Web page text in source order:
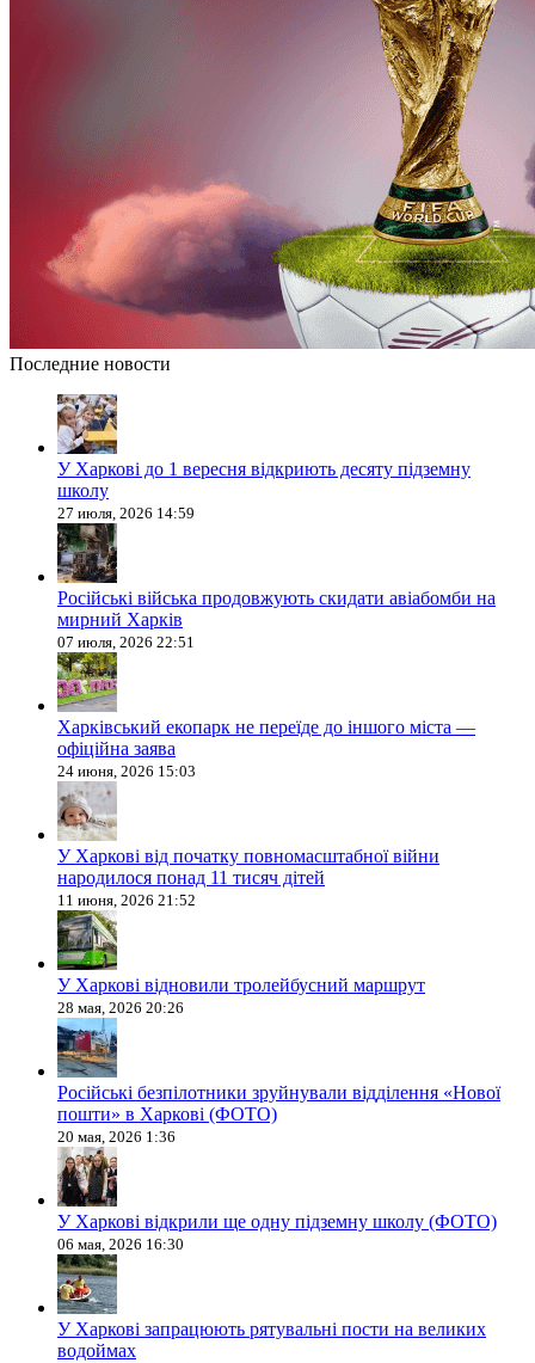
Последние новости
У Харкові до 1 вересня відкриють десяту підземну
школу
27 июля, 2026 14:59
Російські війська продовжують скидати авіабомби на
мирний Харків
07 июля, 2026 22:51
Харківський екопарк не переїде до іншого міста —
офіційна заява
24 июня, 2026 15:03
У Харкові від початку повномасштабної війни
народилося понад 11 тисяч дітей
11 июня, 2026 21:52
У Харкові відновили тролейбусний маршрут
28 мая, 2026 20:26
Російські безпілотники зруйнували відділення «Нової
пошти» в Харкові (ФОТО)
20 мая, 2026 1:36
У Харкові відкрили ще одну підземну школу (ФОТО)
06 мая, 2026 16:30
У Харкові запрацюють рятувальні пости на великих
водоймах